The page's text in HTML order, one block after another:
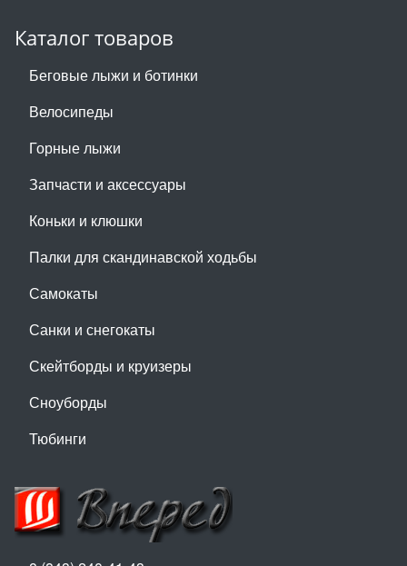
Каталог товаров
Беговые лыжи и ботинки
Велосипеды
Горные лыжи
Запчасти и аксессуары
Коньки и клюшки
Палки для скандинавской ходьбы
Самокаты
Санки и снегокаты
Скейтборды и круизеры
Сноуборды
Тюбинги